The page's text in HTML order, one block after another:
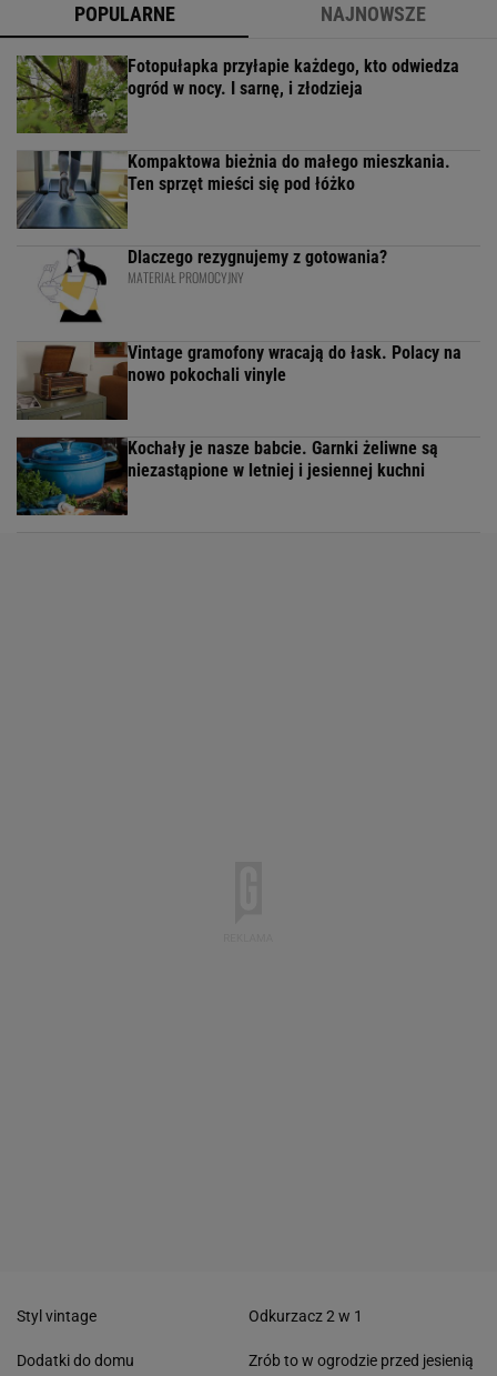
POPULARNE NAJNOWSZE
Fotopułapka przyłapie każdego, kto odwiedza
ogród w nocy. I sarnę, i złodzieja
Kompaktowa bieżnia do małego mieszkania.
Ten sprzęt mieści się pod łóżko
Dlaczego rezygnujemy z gotowania?
MATERIAŁ PROMOCYJNY
Vintage gramofony wracają do łask. Polacy na
nowo pokochali vinyle
Kochały je nasze babcie. Garnki żeliwne są
niezastąpione w letniej i jesiennej kuchni
Styl vintage
Dodatki do domu
Odkurzacz 2 w 1
Zrób to w ogrodzie przed jesienią